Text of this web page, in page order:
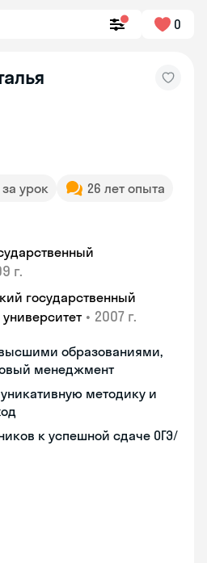
0
за урок
26 лет опыта
г.
государственный
• 2007 г.
образованиями,
менеджмент
методику и
к успешной сдаче ОГЭ/